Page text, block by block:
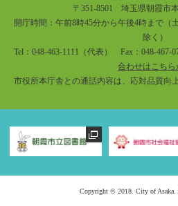
〒351-8501 埼玉県朝霞市
開庁時間：午前8時45分から午後4時まで（
除く）
Tel：048-463-1111（代表） Fax：048-467-
合わせはこちら
市役所本庁舎との通話内容は、応対品質向
Copyright © 2018. City of Asaka.